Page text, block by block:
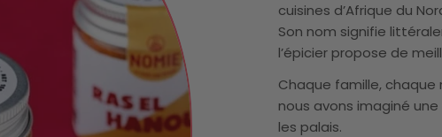
cuisines d’Afrique du
Son nom signifie
l’épicier propose de
Chaque famille,
nous avons imaginé
les palais.